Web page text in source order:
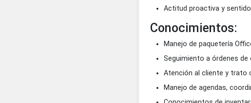
Escolaridad:
Edad: 18 a 28 años.
Sexo: Femenino.
Experiencia:
Disponibilidad de
Actitud proactiva y